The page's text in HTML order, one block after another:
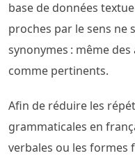
base de données
proches par le sens ne
synonymes : même
comme pertinents.
Afin de réduire les
grammaticales en
verbales ou les formes